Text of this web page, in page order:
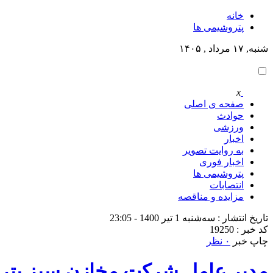
خانه
پتروشيمى ها
شنبه, ۱۷ مرداد , ۱۴۰۵
x
صفحه ی اصلی
حوادث
ورزشی
اخبار
به روایت تصویر
اخبار فوری
پتروشيمى ها
انتصابات
مزایده و مناقصه
تاریخ انتشار : سه‌شنبه 1 تیر 1400 - 23:05
کد خبر : 19250
چاپ خبر
۰ نظر